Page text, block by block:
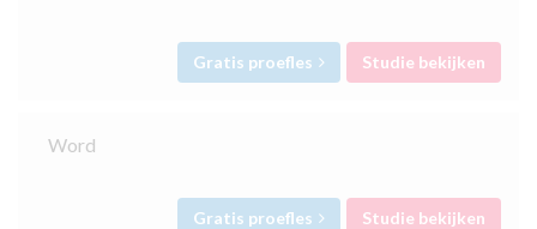
Gratis proefles Studie bekijken
Word
Gratis proefles Studie bekijken